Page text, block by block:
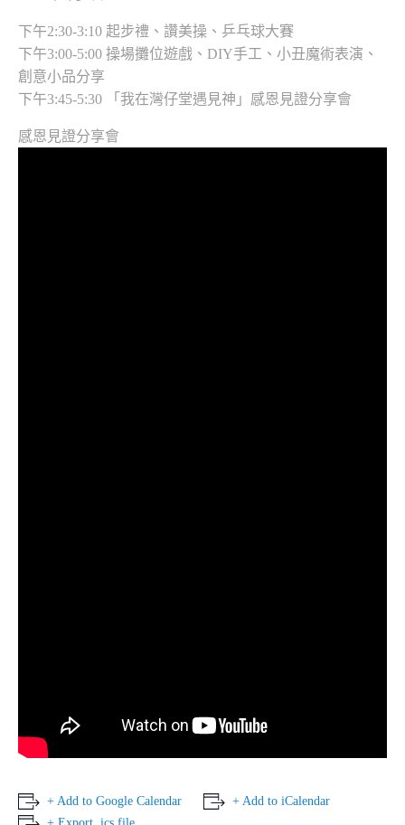
下午2:30-3:10 起步禮、讚美操、乒乓球大賽
下午3:00-5:00 操場攤位遊戲、DIY手工、小丑魔術表演、
創意小品分享
下午3:45-5:30 「我在灣仔堂遇見神」感恩見證分享會
感恩見證分享會
+ Add to Google Calendar
+ Add to iCalendar